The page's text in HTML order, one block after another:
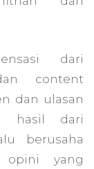
dari
content
dan ulasan
hasil dari
berusaha
opini yang